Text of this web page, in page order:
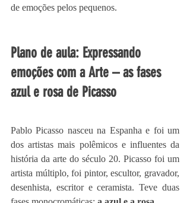
de emoções pelos pequenos.
Plano de aula: Expressando
emoções com a Arte – as fases
azul e rosa de Picasso
Pablo Picasso nasceu na Espanha e foi um
dos artistas mais polêmicos e influentes da
história da arte do século 20. Picasso foi um
artista múltiplo, foi pintor, escultor, gravador,
desenhista, escritor e ceramista. Teve duas